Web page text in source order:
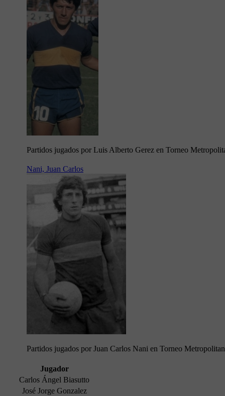
Partidos jugados por Luis Alberto Gerez en Torneo
Nani, Juan Carlos
Partidos jugados por Juan Carlos Nani en Torneo
Jugador
Carlos Ángel Biasutto
José Jorge Gonzalez